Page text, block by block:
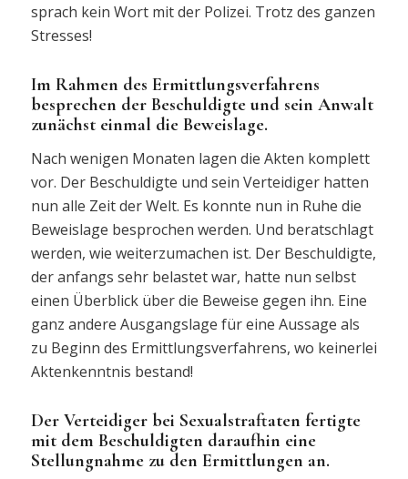
sprach kein Wort mit der Polizei. Trotz des ganzen
Stresses!
Im Rahmen des Ermittlungsverfahrens
besprechen der Beschuldigte und sein Anwalt
zunächst einmal die Beweislage.
Nach wenigen Monaten lagen die Akten komplett
vor. Der Beschuldigte und sein Verteidiger hatten
nun alle Zeit der Welt. Es konnte nun in Ruhe die
Beweislage besprochen werden. Und beratschlagt
werden, wie weiterzumachen ist. Der Beschuldigte,
der anfangs sehr belastet war, hatte nun selbst
einen Überblick über die Beweise gegen ihn. Eine
ganz andere Ausgangslage für eine Aussage als
zu Beginn des Ermittlungsverfahrens, wo keinerlei
Aktenkenntnis bestand!
Der Verteidiger bei Sexualstraftaten fertigte
mit dem Beschuldigten daraufhin eine
Stellungnahme zu den Ermittlungen an.